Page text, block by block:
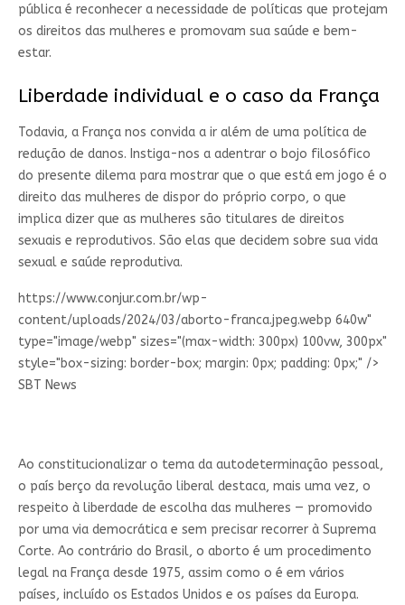
pública é reconhecer a necessidade de políticas que protejam
os direitos das mulheres e promovam sua saúde e bem-
estar.
Liberdade individual e o caso da França
Todavia, a França nos convida a ir além de uma política de
redução de danos. Instiga-nos a adentrar o bojo filosófico
do presente dilema para mostrar que o que está em jogo é o
direito das mulheres de dispor do próprio corpo, o que
implica dizer que as mulheres são titulares de direitos
sexuais e reprodutivos. São elas que decidem sobre sua vida
sexual e saúde reprodutiva.
https://www.conjur.com.br/wp-
content/uploads/2024/03/aborto-franca.jpeg.webp 640w"
type="image/webp" sizes="(max-width: 300px) 100vw, 300px"
style="box-sizing: border-box; margin: 0px; padding: 0px;" />
SBT News
Ao constitucionalizar o tema da autodeterminação pessoal,
o país berço da revolução liberal destaca, mais uma vez, o
respeito à liberdade de escolha das mulheres — promovido
por uma via democrática e sem precisar recorrer à Suprema
Corte. Ao contrário do Brasil, o aborto é um procedimento
legal na França desde 1975, assim como o é em vários
países, incluído os Estados Unidos e os países da Europa.